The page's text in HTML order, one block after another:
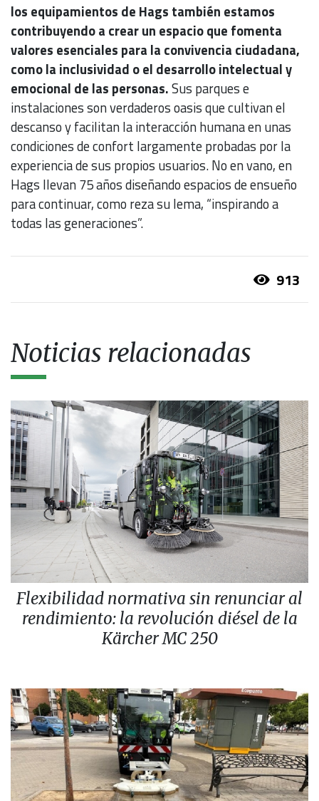
los equipamientos de Hags también estamos
contribuyendo a crear un espacio que fomenta
valores esenciales para la convivencia ciudadana,
como la inclusividad o el desarrollo intelectual y
emocional de las personas.Sus parques e
instalaciones son verdaderos oasis que cultivan el
descanso y facilitan la interacción humana en unas
condiciones de confort largamente probadas por la
experiencia de sus propios usuarios. No en vano, en
Hags llevan 75 años diseñando espacios de ensueño
para continuar, como reza su lema, “inspirando a
todas las generaciones”.
913
Noticias relacionadas
Flexibilidad normativa sin renunciar al
rendimiento: la revolución diésel de la
Kärcher MC 250